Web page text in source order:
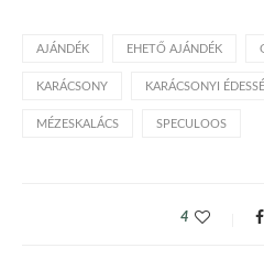
AJÁNDÉK EHETŐ AJÁNDÉK
KARÁCSONY KARÁCSONYI
MÉZESKALÁCS SPECULOOS
4